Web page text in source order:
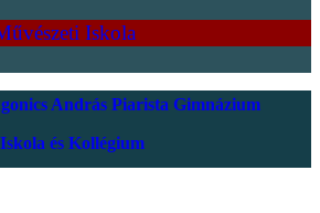
Iskola
András Piarista Gimnázium
és Kollégium